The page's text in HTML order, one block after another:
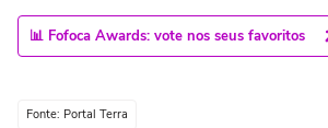
📊 Fofoca Awards: vote nos seus favoritos
Fonte: Portal Terra